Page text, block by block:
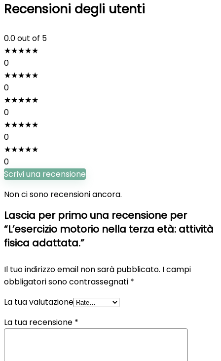
Recensioni degli utenti
0.0out of 5
★★★★★
0
★★★★★
0
★★★★★
0
★★★★★
0
★★★★★
0
Scrivi una recensione
Non ci sono recensioni ancora.
Lascia per primo una recensione per
“L’esercizio motorio nella terza età: attività
fisica adattata.”
Il tuo indirizzo email non sarà pubblicato. I campi
obbligatori sono contrassegnati *
La tua valutazione
La tua recensione *